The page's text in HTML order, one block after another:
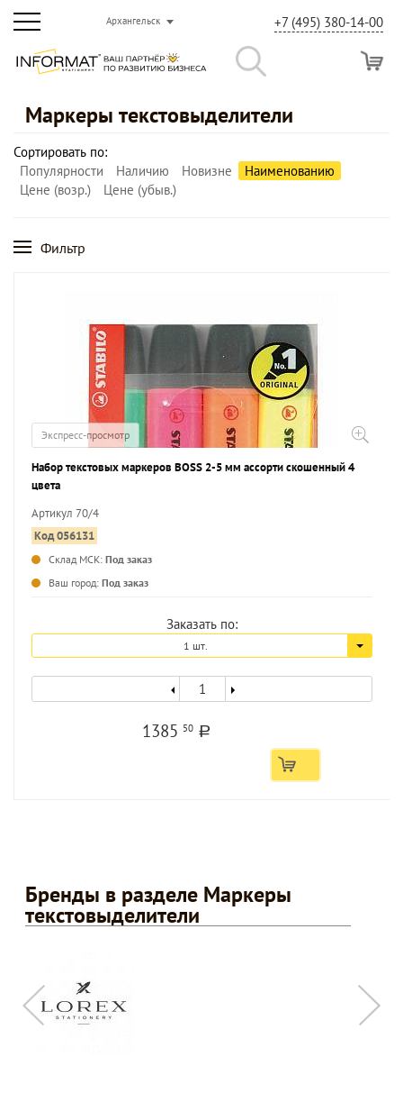
Архангельск +7 (495) 380-14-00
Маркеры текстовыделители
Сортировать по:
Популярности
Наличию Новизне
Наименованию
Цене (возр.)
Цене (убыв.)
Фильтр
Экспресс-просмотр
Набор текстовых маркеров BOSS 2-5 мм ассорти скошенный 4
цвета
Артикул 70/4
Код 056131
Склад МСК: Под заказ
Ваш город: Под заказ
Заказать по:
1 шт.
1385 50 a
Бренды в разделе Маркеры
текстовыделители